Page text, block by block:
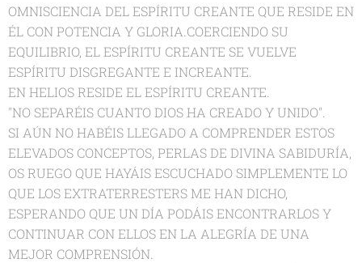
OMNISCIENCIA DEL ESPÍRITU CREANTE QUE RESIDE EN
ÉL CON POTENCIA Y GLORIA.COERCIENDO SU
EQUILIBRIO, EL ESPÍRITU CREANTE SE VUELVE
ESPÍRITU DISGREGANTE E INCREANTE.
EN HELIOS RESIDE EL ESPÍRITU CREANTE.
"NO SEPARÉIS CUANTO DIOS HA CREADO Y UNIDO".
SI AÚN NO HABÉIS LLEGADO A COMPRENDER ESTOS
ELEVADOS CONCEPTOS, PERLAS DE DIVINA SABIDURÍA,
OS RUEGO QUE HAYÁIS ESCUCHADO SIMPLEMENTE LO
QUE LOS EXTRATERRESTERS ME HAN DICHO,
ESPERANDO QUE UN DÍA PODÁIS ENCONTRARLOS Y
CONTINUAR CON ELLOS EN LA ALEGRÍA DE UNA
MEJOR COMPRENSIÓN.